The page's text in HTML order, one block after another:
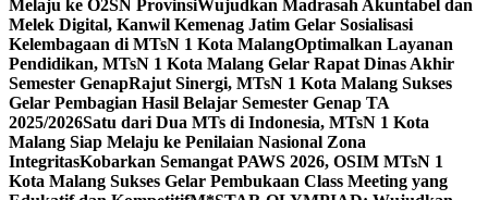
Melaju ke O2SN ProvinsiWujudkan Madrasah Akuntabel dan
Melek Digital, Kanwil Kemenag Jatim Gelar Sosialisasi
Kelembagaan di MTsN 1 Kota MalangOptimalkan Layanan
Pendidikan, MTsN 1 Kota Malang Gelar Rapat Dinas Akhir
Semester GenapRajut Sinergi, MTsN 1 Kota Malang Sukses
Gelar Pembagian Hasil Belajar Semester Genap TA
2025/2026Satu dari Dua MTs di Indonesia, MTsN 1 Kota
Malang Siap Melaju ke Penilaian Nasional Zona
IntegritasKobarkan Semangat PAWS 2026, OSIM MTsN 1
Kota Malang Sukses Gelar Pembukaan Class Meeting yang